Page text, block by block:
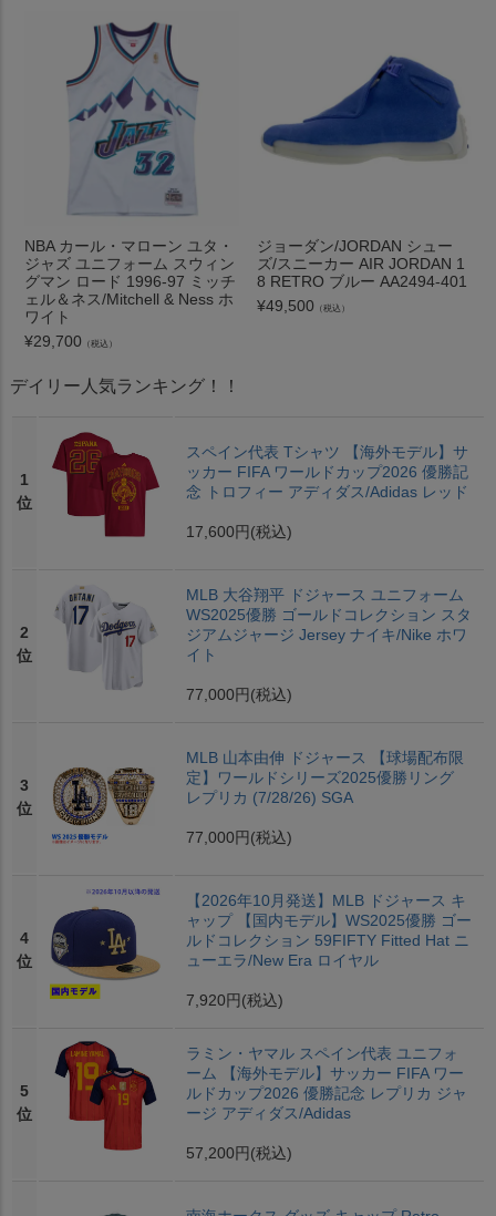
NBA カール・マローン ユタ・
ジャズ ユニフォーム スウィン
グマン ロード 1996-97 ミッチ
ェル＆ネス/Mitchell & Ness ホ
ワイト
¥29,700 （税込）
ジョーダン/JORDAN シュー
ズ/スニーカー AIR JORDAN 1
8 RETRO ブルー AA2494-401
¥49,500 （税込）
デイリー人気ランキング！！
1
位
スペイン代表 Tシャツ 【海外モデル】サ
ッカー FIFA ワールドカップ2026 優勝記
念 トロフィー アディダス/Adidas レッド
17,600円 (税込)
2
位
MLB 大谷翔平 ドジャース ユニフォーム
WS2025優勝 ゴールドコレクション スタ
ジアムジャージ Jersey ナイキ/Nike ホワ
イト
77,000円 (税込)
3
位
MLB 山本由伸 ドジャース 【球場配布限
定】ワールドシリーズ2025優勝リング
レプリカ (7/28/26) SGA
77,000円 (税込)
4
位
【2026年10月発送】MLB ドジャース キ
ャップ 【国内モデル】WS2025優勝 ゴー
ルドコレクション 59FIFTY Fitted Hat ニ
ューエラ/New Era ロイヤル
7,920円 (税込)
5
位
ラミン・ヤマル スペイン代表 ユニフォ
ーム 【海外モデル】サッカー FIFA ワー
ルドカップ2026 優勝記念 レプリカ ジャ
ージ アディダス/Adidas
57,200円 (税込)